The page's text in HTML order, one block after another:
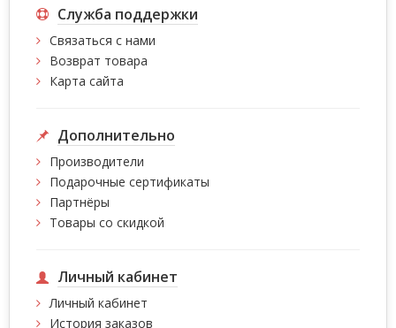
Служба поддержки
Связаться с нами
Возврат товара
Карта сайта
Дополнительно
Производители
Подарочные сертификаты
Партнёры
Товары со скидкой
Личный кабинет
Личный кабинет
История заказов